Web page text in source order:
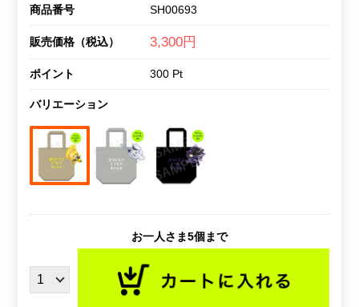
商品番号 SH00693
販売価格（税込） 3,300円
ポイント 300 Pt
バリエーション
お一人さま5個まで